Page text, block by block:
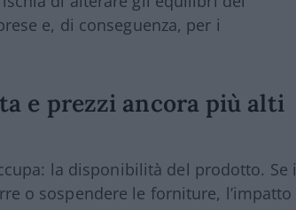
e, di conseguenza, per i
e prezzi ancora più alti
la disponibilità del prodotto. Se i
o sospendere le forniture, l’impatto